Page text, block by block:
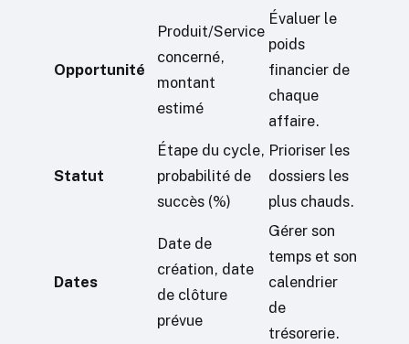
Opportunité
Produit/Service
concerné,
montant
estimé
Évaluer le
poids
financier de
chaque
affaire.
Statut
Étape du cycle,
probabilité de
succès (%)
Prioriser les
dossiers les
plus chauds.
Dates
Date de
création, date
de clôture
prévue
Gérer son
temps et son
calendrier
de
trésorerie.